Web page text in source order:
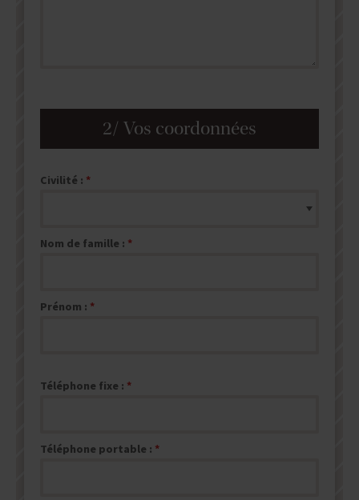
2/ Vos coordonnées
Civilité :
Nom de famille :
Prénom :
Téléphone fixe :
Téléphone portable :